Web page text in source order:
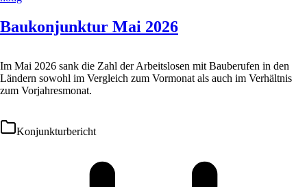
Baukonjunktur Mai 2026
Im Mai 2026 sank die Zahl der Arbeitslosen mit Bauberufen in den
Ländern sowohl im Vergleich zum Vormonat als auch im Verhältnis
zum Vorjahresmonat.
Konjunkturbericht